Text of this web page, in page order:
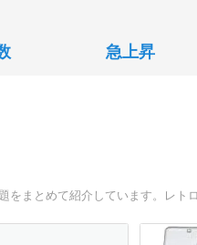
急上昇
をまとめて紹介しています。レト